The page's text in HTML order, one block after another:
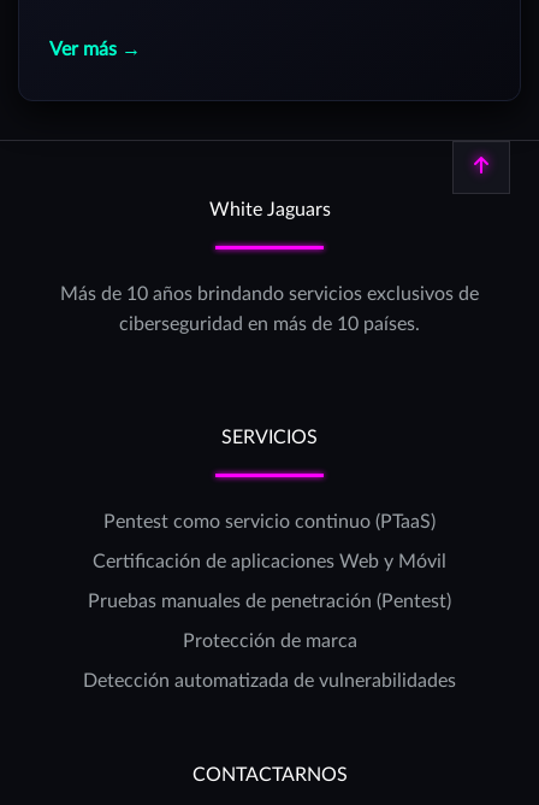
Ver más →
White Jaguars
Más de 10 años brindando servicios exclusivos de
ciberseguridad en más de 10 países.
SERVICIOS
Pentest como servicio continuo (PTaaS)
Certificación de aplicaciones Web y Móvil
Pruebas manuales de penetración (Pentest)
Protección de marca
Detección automatizada de vulnerabilidades
CONTACTARNOS